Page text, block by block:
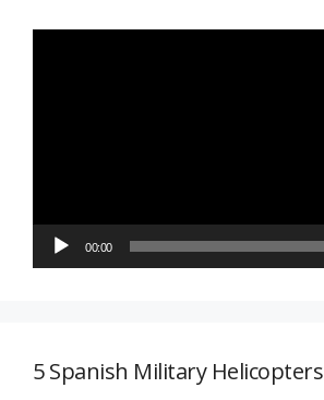
00:00
5 Spanish Military Helicopters